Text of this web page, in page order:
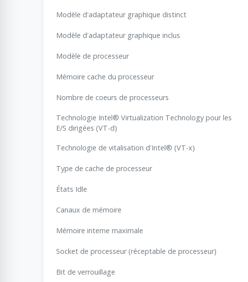
Modèle d'adaptateur graphique distinct
Modèle d'adaptateur graphique inclus
Modèle de processeur
Mémoire cache du processeur
Nombre de coeurs de processeurs
Technologie Intel® Virtualization Technology pour les
E/S dirigées (VT-d)
Technologie de vitalisation d'Intel® (VT-x)
Type de cache de processeur
États Idle
Canaux de mémoire
Mémoire interne maximale
Socket de processeur (réceptable de processeur)
Bit de verrouillage